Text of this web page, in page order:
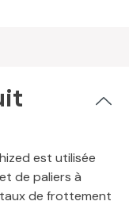
est utilisée
de paliers à
de frottement